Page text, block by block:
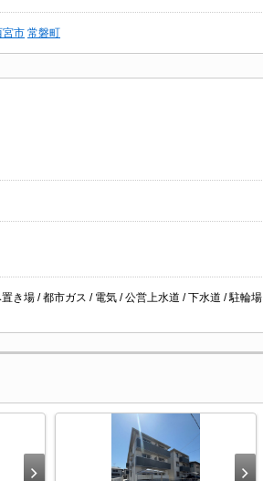
宮市 常磐町
き場 / 都市ガス / 電気 / 公営上水道 / 下水道 / 駐輪場